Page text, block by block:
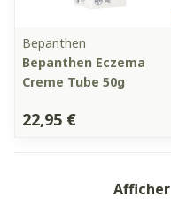
Bepanthen
Bepanthen Eczema
Creme Tube 50g
22,95 €
Afficher